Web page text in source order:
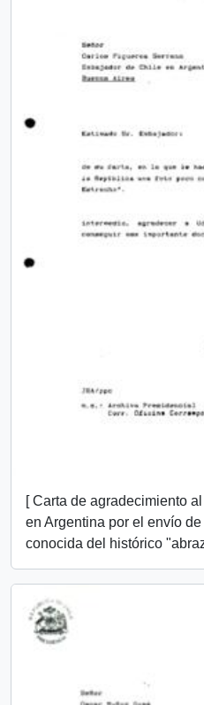
[ Carta de agradecimiento
en Argentina por el envío
conocida del histórico